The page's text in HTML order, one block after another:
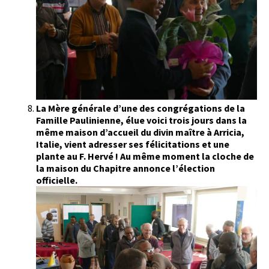
La Mère générale d’une des congrégations de la
Famille Paulinienne, élue voici trois jours dans la
même maison d’accueil du divin maître à Arricia,
Italie, vient adresser ses félicitations et une
plante au F. Hervé ! Au même moment la cloche de
la maison du Chapitre annonce l’élection
officielle.